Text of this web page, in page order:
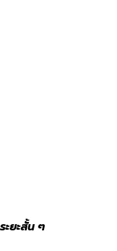
ะยะสั้น ๆ